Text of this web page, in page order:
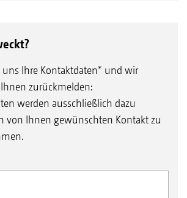
uns Ihre Kontaktdaten* und wir
zurückmelden:
werden ausschließlich dazu
von Ihnen gewünschten Kontakt zu